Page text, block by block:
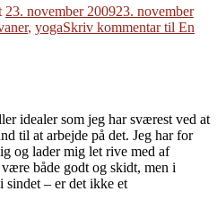
23. november 200923. november
, yogaSkriv kommentartil En
idealer som jeg har sværest ved at
til at arbejde på det. Jeg har for
og lader mig let rive med af
både godt og skidt, men i
– er det ikke et